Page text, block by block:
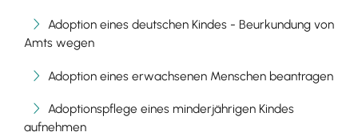
Adoption eines deutschen Kindes - Beurkundung von
Amts wegen
Adoption eines erwachsenen Menschen beantragen
Adoptionspflege eines minderjährigen Kindes
aufnehmen